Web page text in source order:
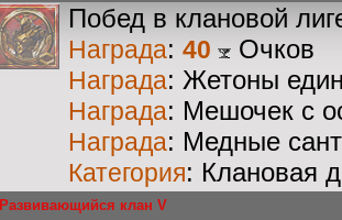
Побед в клановой
Награда: 40 Очков
Награда: Жетоны
Награда: Мешочек с
Награда: Медные
Категория: Клановая
Развивающийся клан V